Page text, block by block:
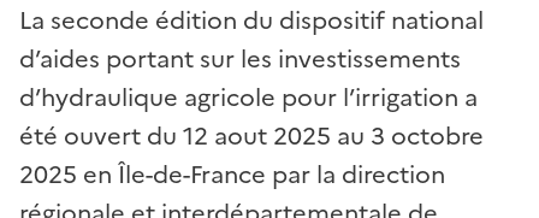
La seconde édition du dispositif national
d’aides portant sur les investissements
d’hydraulique agricole pour l’irrigation a
été ouvert du 12 aout 2025 au 3 octobre
2025 en Île-de-France par la direction